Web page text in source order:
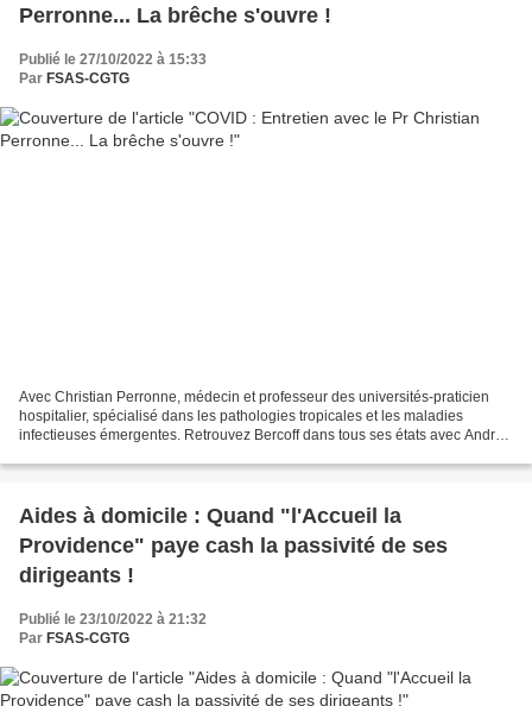
Perronne... La brêche s'ouvre !
Publié le 27/10/2022 à 15:33
Par FSAS-CGTG
Avec Christian Perronne, médecin et professeur des universités-praticien
hospitalier, spécialisé dans les pathologies tropicales et les maladies
infectieuses émergentes. Retrouvez Bercoff dans tous ses états avec André
Aides à domicile : Quand "l'Accueil la
Providence" paye cash la passivité de ses
dirigeants !
Publié le 23/10/2022 à 21:32
Par FSAS-CGTG